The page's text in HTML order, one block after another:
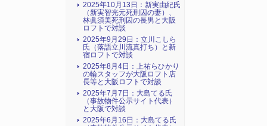
2025年10月13日：新実由紀氏
（新実智光元死刑囚の妻）、
林眞須美死刑囚の長男と大阪
ロフトで対談
2025年9月29日：立川こしら
氏（落語立川流真打ち）と新
宿ロフトで対談
2025年8月4日：上祐らひかり
の輪スタッフが大阪ロフト店
長等と大阪ロフトで対談
2025年7月7日：大島てる氏
（事故物件公示サイト代表）
と大阪で対談
2025年6月16日：大島てる氏